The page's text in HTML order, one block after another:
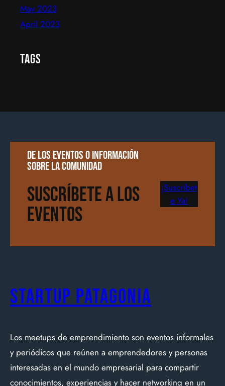
May 2023
April 2023
Tags
De los eventos o información
sobre la comunidad
Suscríbete a los
Eventos
¡Suscríbet
e Ya!
Startup Patagonia
Los meetups de emprendimiento son eventos informales
y periódicos que reúnen a emprendedores y personas
interesadas en el mundo empresarial para compartir
conocimientos, experiencias y hacer networking en un